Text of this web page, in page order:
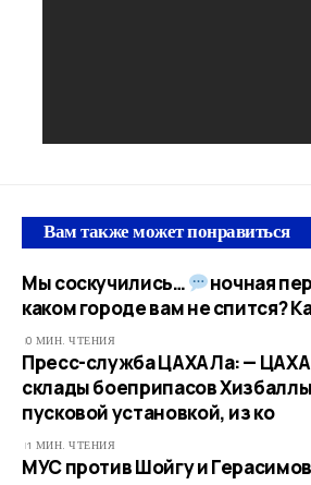
Вам также может понравиться
Мы соскучились… ночная
каком городе вам не спится?
0 МИН. ЧТЕНИЯ
Пресс-служба ЦАХАЛа: —
склады боеприпасов
пусковой установкой, из ко
1 МИН. ЧТЕНИЯ
МУС против Шойгу и